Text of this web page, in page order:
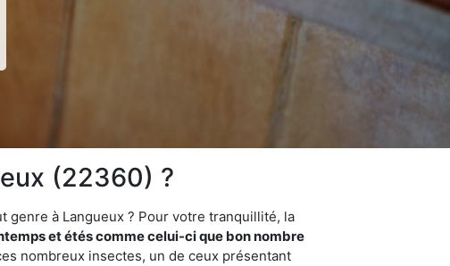
(22360) ?
genre à Langueux ? Pour votre tranquillité, la
et étés comme celui-ci que bon nombre
nombreux insectes, un de ceux présentant